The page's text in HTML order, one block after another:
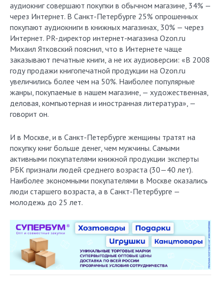
аудиокниг совершают покупки в обычном магазине, 34% —
через Интернет. В Санкт-Петербурге 25% опрошенных
покупают аудиокниги в книжных магазинах, 30% — через
Интернет. PR-директор интернет-магазина Ozon.ru
Михаил Ятковский пояснил, что в Интернете чаще
заказывают печатные книги, а не их аудиоверсии: «В 2008
году продажи книгопечатной продукции на Ozon.ru
увеличились более чем на 50%. Наиболее популярные
жанры, покупаемые в нашем магазине, — художественная,
деловая, компьютерная и иностранная литература», —
говорит он.
И в Москве, и в Санкт-Петербурге женщины тратят на
покупку книг больше денег, чем мужчины. Самыми
активными покупателями книжной продукции эксперты
РБК признали людей среднего возраста (30—40 лет).
Наиболее экономными покупателями в Москве оказались
люди старшего возраста, а в Санкт-Петербурге —
молодежь до 25 лет.